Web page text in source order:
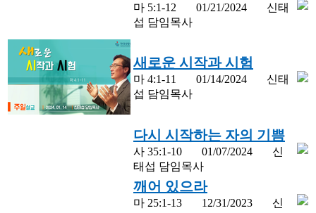
마 5:1-12 01/21/2024
신태
섭 담임목사
새로운 시작과 시험
마 4:1-11 01/14/2024
신태
섭 담임목사
다시 시작하는 자의 기쁨
사 35:1-10 01/07/2024
신
태섭 담임목사
깨어 있으라
마 25:1-13 12/31/2023
신